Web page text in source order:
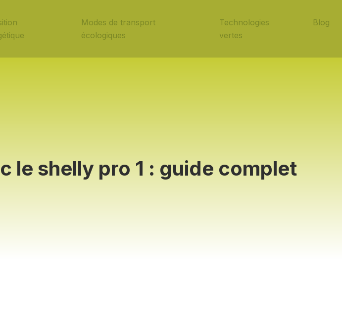
Modes de transport
écologiques
Technologies
vertes
Blog
le shelly pro 1 : guide complet